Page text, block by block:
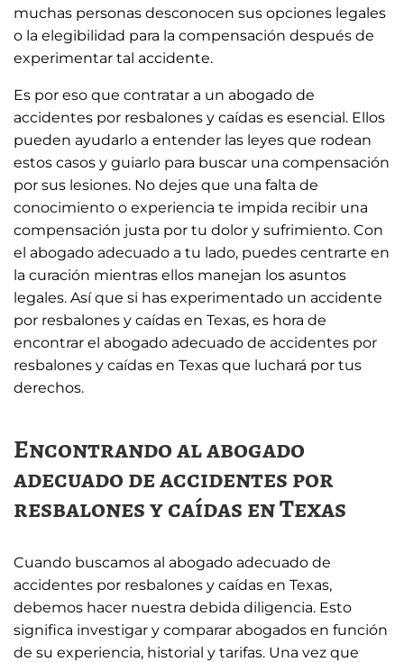
muchas personas desconocen sus opciones legales
o la elegibilidad para la compensación después de
experimentar tal accidente.
Es por eso que contratar a un abogado de
accidentes por resbalones y caídas es esencial. Ellos
pueden ayudarlo a entender las leyes que rodean
estos casos y guiarlo para buscar una compensación
por sus lesiones. No dejes que una falta de
conocimiento o experiencia te impida recibir una
compensación justa por tu dolor y sufrimiento. Con
el abogado adecuado a tu lado, puedes centrarte en
la curación mientras ellos manejan los asuntos
legales. Así que si has experimentado un accidente
por resbalones y caídas en Texas, es hora de
encontrar el abogado adecuado de accidentes por
resbalones y caídas en Texas que luchará por tus
derechos.
Encontrando al abogado
adecuado de accidentes por
resbalones y caídas en Texas
Cuando buscamos al abogado adecuado de
accidentes por resbalones y caídas en Texas,
debemos hacer nuestra debida diligencia. Esto
significa investigar y comparar abogados en función
de su experiencia, historial y tarifas. Una vez que